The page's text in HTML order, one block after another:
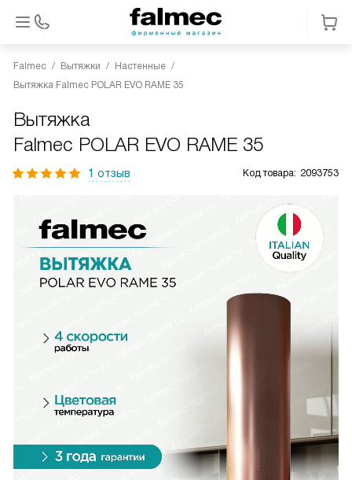
Falmec Вытяжки
Настенные
Вытяжка Falmec POLAR EVO RAME 35
Вытяжка
Falmec POLAR EVO RAME 35
1 отзыв Код товара: 2093753